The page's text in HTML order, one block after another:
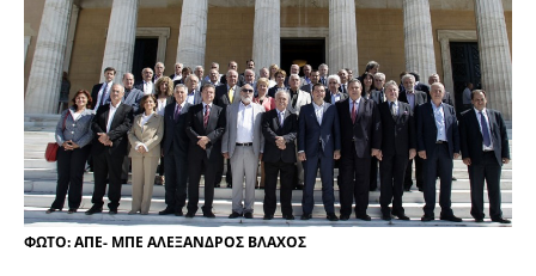
ΦΩΤΟ: ΑΠΕ- ΜΠΕ ΑΛΕΞΑΝΔΡΟΣ ΒΛΑΧΟΣ